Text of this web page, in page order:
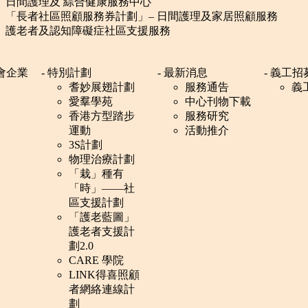
「長者社區照顧服務券計劃」– 日間護理及家居照顧服務
護老者及認知障礙症社區支援服務
企業
- 特別計劃
耆妙展翅計劃
愛羣學苑
香港方型踏步
運動
3S計劃
物理治療計劃
「栽」種有
「時」——社
區支援計劃
「護老藍圖」
護老者支援計
劃2.0
CARE 學院
LINK得喜照顧
者網絡連線計
劃
- 最新消息
服務通告
中心刊物下載
服務研究
活動推介
- 義工招
義